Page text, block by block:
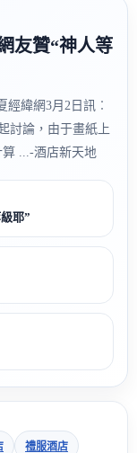
友贊“神人等
經緯網3月2日訊︰
討論，由于畫紙上
...-酒店新天地
耶”
禮服酒店